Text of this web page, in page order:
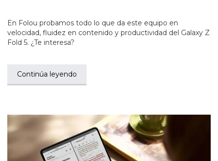
En Folou probamos todo lo que da este equipo en
velocidad, fluidez en contenido y productividad del Galaxy Z
Fold 5. ¿Te interesa?
Continúa leyendo